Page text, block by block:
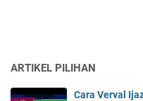
ARTIKEL PILIHAN
Cara Verval